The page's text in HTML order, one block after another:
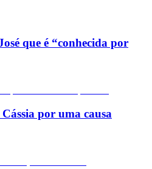
que é “conhecida por
por uma causa